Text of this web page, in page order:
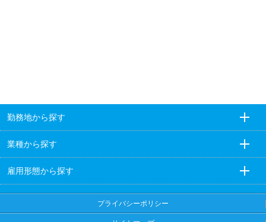
勤務地から探す
業種から探す
雇用形態から探す
プライバシーポリシー